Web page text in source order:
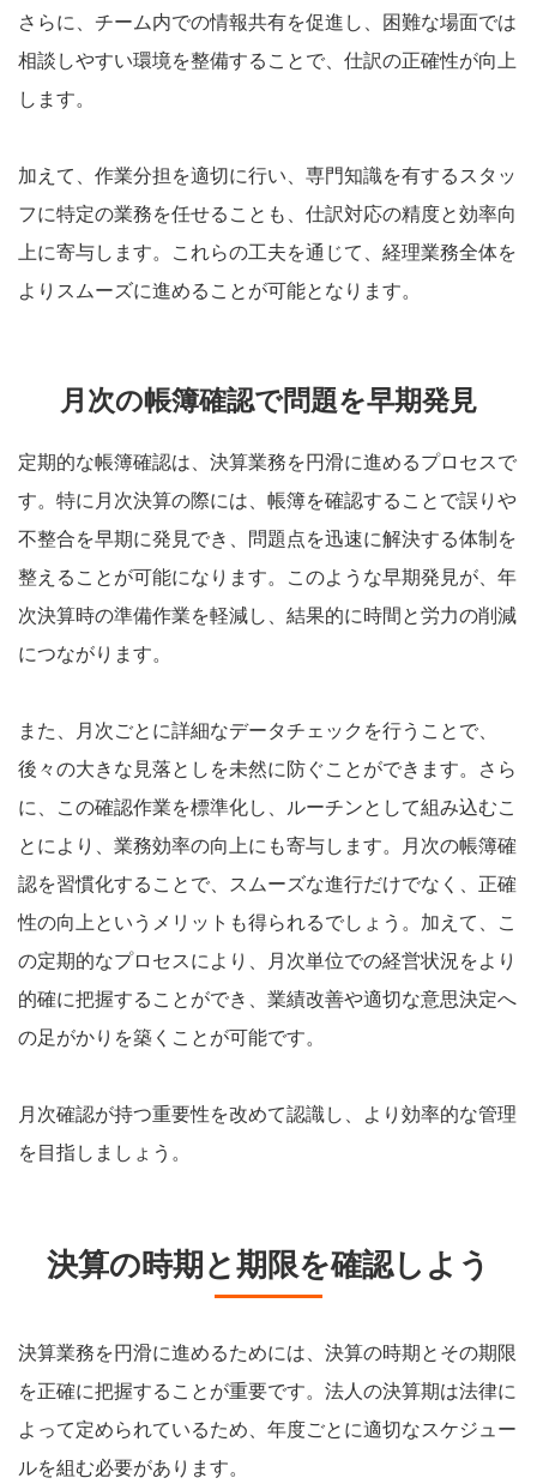
さらに、チーム内での情報共有を促進し、困難な場面では
相談しやすい環境を整備することで、仕訳の正確性が向上
します。
加えて、作業分担を適切に行い、専門知識を有するスタッ
フに特定の業務を任せることも、仕訳対応の精度と効率向
上に寄与します。これらの工夫を通じて、経理業務全体を
よりスムーズに進めることが可能となります。
月次の帳簿確認で問題を早期発見
定期的な帳簿確認は、決算業務を円滑に進めるプロセスで
す。特に月次決算の際には、帳簿を確認することで誤りや
不整合を早期に発見でき、問題点を迅速に解決する体制を
整えることが可能になります。このような早期発見が、年
次決算時の準備作業を軽減し、結果的に時間と労力の削減
につながります。
また、月次ごとに詳細なデータチェックを行うことで、
後々の大きな見落としを未然に防ぐことができます。さら
に、この確認作業を標準化し、ルーチンとして組み込むこ
とにより、業務効率の向上にも寄与します。月次の帳簿確
認を習慣化することで、スムーズな進行だけでなく、正確
性の向上というメリットも得られるでしょう。加えて、こ
の定期的なプロセスにより、月次単位での経営状況をより
的確に把握することができ、業績改善や適切な意思決定へ
の足がかりを築くことが可能です。
月次確認が持つ重要性を改めて認識し、より効率的な管理
を目指しましょう。
決算の時期と期限を確認しよう
決算業務を円滑に進めるためには、決算の時期とその期限
を正確に把握することが重要です。法人の決算期は法律に
よって定められているため、年度ごとに適切なスケジュー
ルを組む必要があります。